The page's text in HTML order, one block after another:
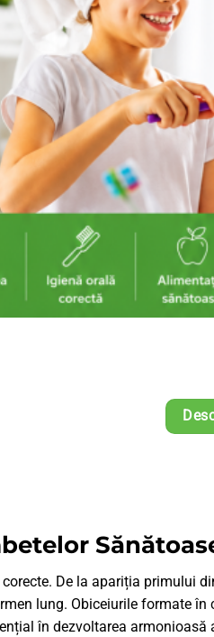
De la apariția primului
lung. Obiceiurile formate
în dezvoltarea armonioasă